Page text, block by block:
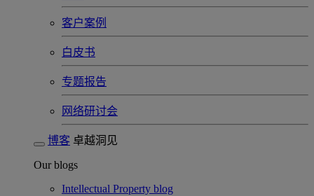
客户案例
白皮书
专题报告
网络研讨会
博客 卓越洞见
Our blogs
Intellectual Property blog